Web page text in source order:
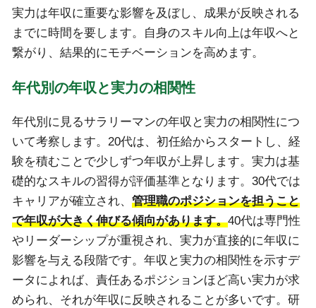
実力は年収に重要な影響を及ぼし、成果が反映される
までに時間を要します。自身のスキル向上は年収へと
繋がり、結果的にモチベーションを高めます。
年代別の年収と実力の相関性
年代別に見るサラリーマンの年収と実力の相関性につ
いて考察します。20代は、初任給からスタートし、経
験を積むことで少しずつ年収が上昇します。実力は基
礎的なスキルの習得が評価基準となります。30代では
キャリアが確立され、 管理職のポジションを担うこと
で年収が大きく伸びる傾向があります。40代は専門性
やリーダーシップが重視され、実力が直接的に年収に
影響を与える段階です。年収と実力の相関性を示すデ
ータによれば、責任あるポジションほど高い実力が求
められ、それが年収に反映されることが多いです。研